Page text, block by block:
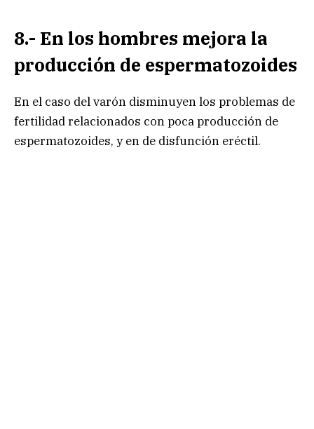
8.- En los hombres mejora la
producción de espermatozoides
En el caso del varón disminuyen los problemas de
fertilidad relacionados con poca producción de
espermatozoides, y en de disfunción eréctil.